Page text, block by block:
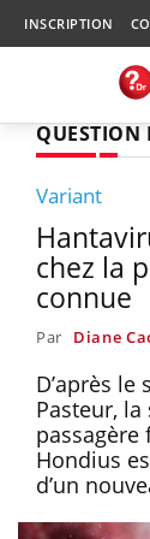
INSCRIPTION
QUESTION
Variant
chez la
connue
Par Diane
D’après le
Pasteur,
passagère
Hondius
d’un